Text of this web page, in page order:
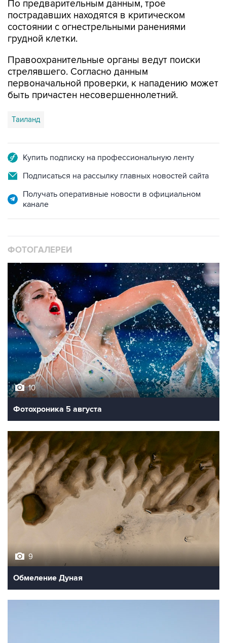
По предварительным данным, трое
пострадавших находятся в критическом
состоянии с огнестрельными ранениями
грудной клетки.
Правоохранительные органы ведут поиски
стрелявшего. Согласно данным
первоначальной проверки, к нападению может
быть причастен несовершеннолетний.
Таиланд
Купить подписку на профессиональную ленту
Подписаться на рассылку главных новостей сайта
Получать оперативные новости в официальном
канале
ФОТОГАЛЕРЕИ
10
Фотохроника 5 августа
9
Обмеление Дуная